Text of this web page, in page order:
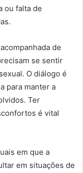
ou falta de
de
se sentir
O diálogo é
para manter a
Ter
é vital
em que a
em situações de